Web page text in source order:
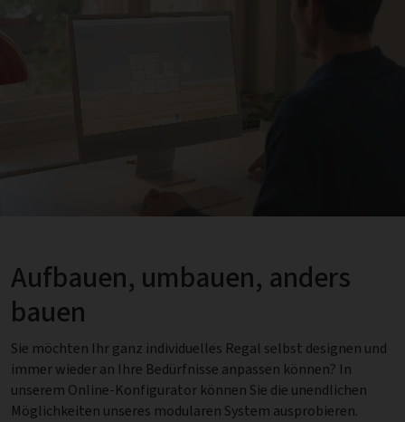
Aufbauen, umbauen, anders
bauen
Sie möchten Ihr ganz individuelles Regal selbst designen und
immer wieder an Ihre Bedürfnisse anpassen können? In
unserem Online-Konfigurator können Sie die unendlichen
Möglichkeiten unseres modularen System ausprobieren.